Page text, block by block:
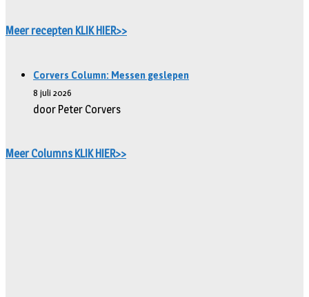
Meer recepten KLIK HIER>>
Corvers Column: Messen geslepen
8 juli 2026
door Peter Corvers
Meer Columns KLIK HIER>>